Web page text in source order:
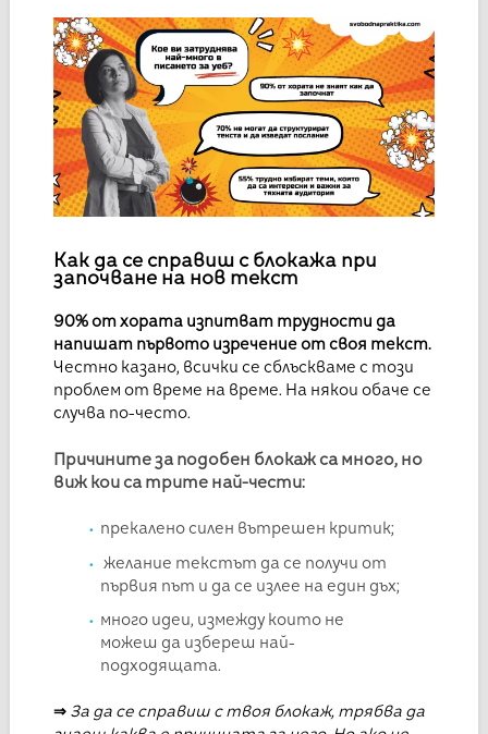
Как да се справиш с блокажа при
започване на нов текст
90% от хората изпитват трудности да
напишат първото изречение от своя текст.
Честно казано, всички се сблъскваме с този
проблем от време на време. На някои обаче се
случва по-често.
Причините за подобен блокаж са много, но
виж кои са трите най-чести:
прекалено силен вътрешен критик;
желание текстът да се получи от
първия път и да се излее на един дъх;
много идеи, измежду които не
можеш да избереш най-
подходящата.
⇒ За да се справиш с твоя блокаж, трябва да